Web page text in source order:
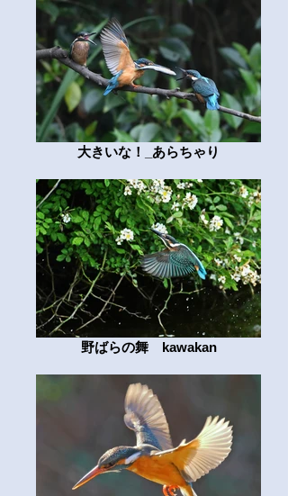
大きいな！_あらちゃり
野ばらの舞 kawakan